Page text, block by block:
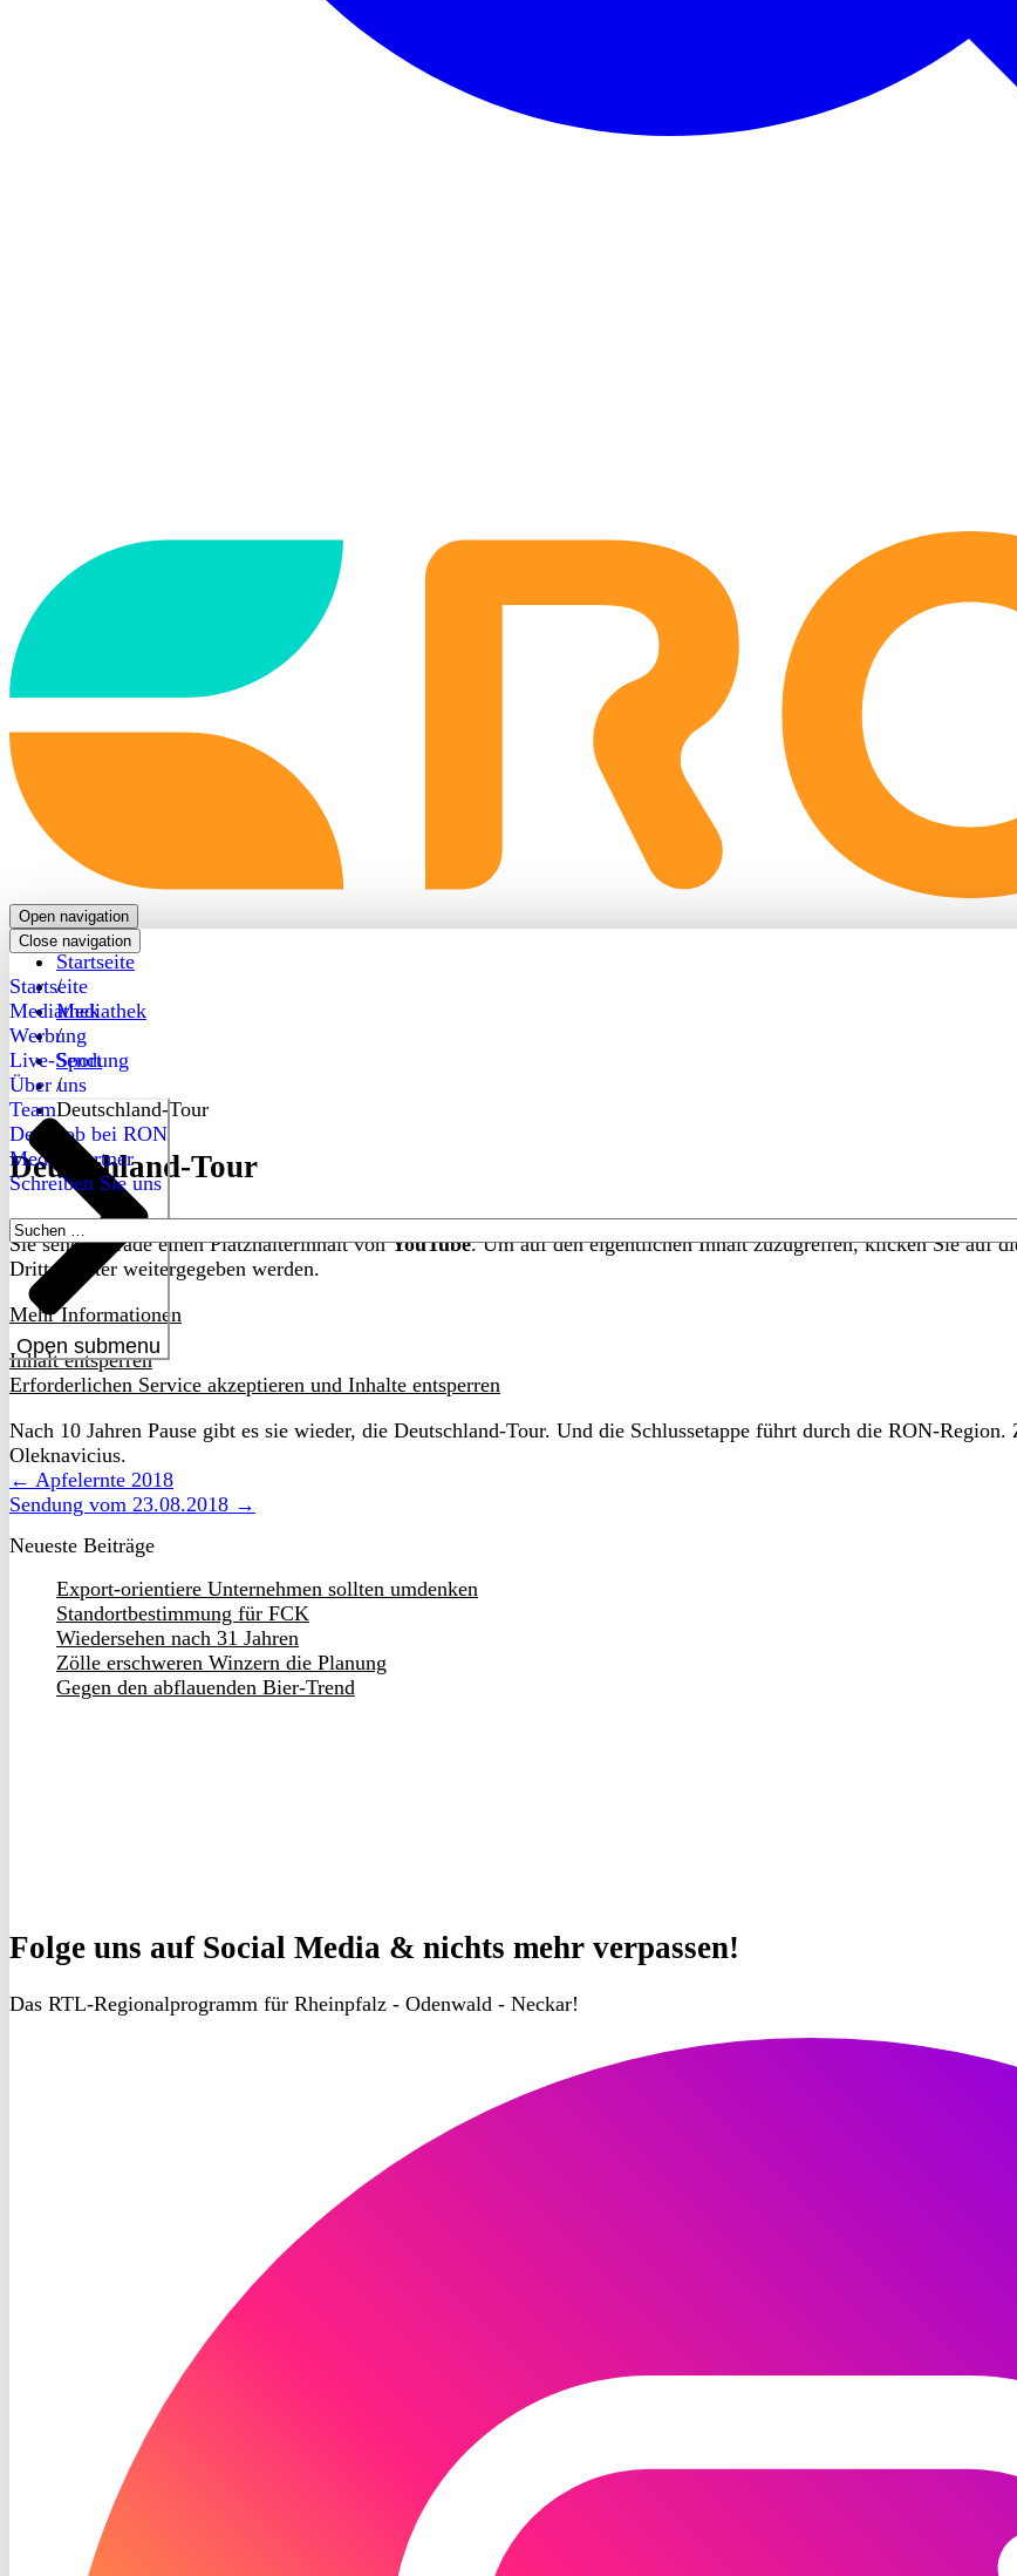
frontpage
Open navigation
Close navigation
Startseite
Mediathek
Werbung
Live-Sendung
Über uns
Open submenu
Team
Dein Job bei RON
Medienpartner
Schreiben Sie uns
Suchen
nach:
Startseite
/
Mediathek
/
Sport
/
Deutschland-Tour
Deutschland-Tour
Sie sehen gerade einen Platzhalterinhalt vonYouTube. Um auf den eigentlichen Inhalt zuzugreifen, klicken Sie auf
Drittanbieter weitergegeben werden.
Mehr Informationen
Inhalt entsperren
Erforderlichen Service akzeptieren und Inhalte entsperren
Nach 10 Jahren Pause gibt es sie wieder, die Deutschland-Tour. Und die Schlussetappe führt durch die RON-
Oleknavicius.
← Apfelernte 2018
Sendung vom 23.08.2018 →
Neueste Beiträge
Export-orientiere Unternehmen sollten umdenken
Standortbestimmung für FCK
Wiedersehen nach 31 Jahren
Zölle erschweren Winzern die Planung
Gegen den abflauenden Bier-Trend
Folge uns auf Social Media & nichts mehr verpassen!
Das RTL-Regionalprogramm für Rheinpfalz - Odenwald - Neckar!